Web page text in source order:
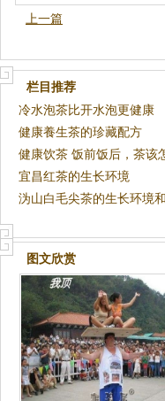
上一篇
栏目推荐
冷水泡茶比开水泡更健康
健康養生茶的珍藏配方
健康饮茶 饭前饭后，茶该
宜昌红茶的生长环境
沩山白毛尖茶的生长环境
图文欣赏